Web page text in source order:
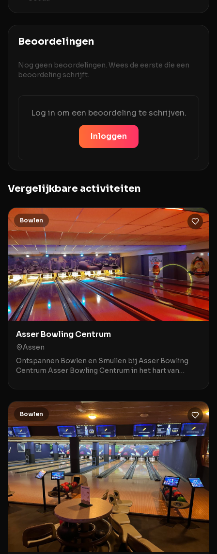
Beoordelingen
Nog geen beoordelingen. Wees de eerste die een
beoordeling schrijft.
Log in om een beoordeling te schrijven.
Inloggen
Vergelijkbare activiteiten
Bowlen
Asser Bowling Centrum
Assen
Ontspannen Bowlen en Smullen bij Asser Bowling
Centrum Asser Bowling Centrum in het hart van
familie
Bowlen